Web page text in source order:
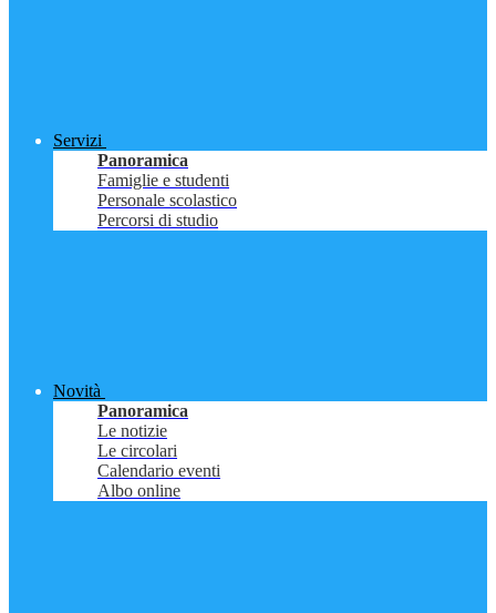
Servizi
Panoramica
Famiglie e studenti
Personale scolastico
Percorsi di studio
Novità
Panoramica
Le notizie
Le circolari
Calendario eventi
Albo online